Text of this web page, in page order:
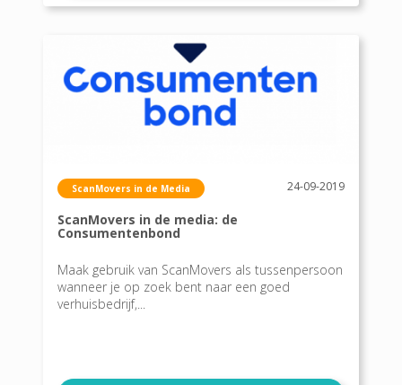
ScanMovers in de Media 24-09-2019
ScanMovers in de media: de
Consumentenbond
Maak gebruik van ScanMovers als tussenpersoon
wanneer je op zoek bent naar een goed
verhuisbedrijf,...